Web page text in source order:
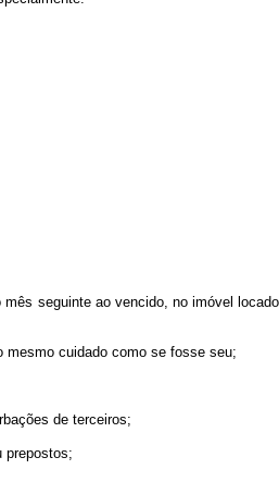
seguinte ao vencido, no imóvel
mesmo cuidado como se fosse seu;
de terceiros;
prepostos;